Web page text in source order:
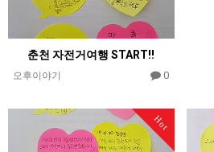
춘천 자전거여행 START!!
오후이야기 0
Hot